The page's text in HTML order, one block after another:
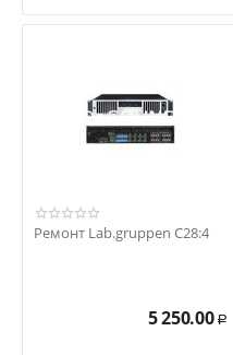
Ремонт Lab.gruppen C28:4
5 250.00 Р